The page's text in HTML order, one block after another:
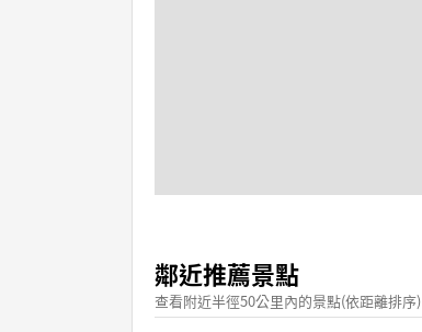
鄰近推薦景點
查看附近半徑50公里內的景點(依距離排序)